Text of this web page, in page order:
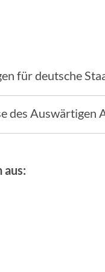
für deutsche
des Auswärtigen
aus: